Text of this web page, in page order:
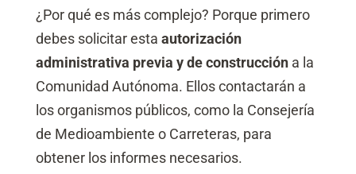
¿Por qué es más complejo? Porque primero
debes solicitar esta autorización
administrativa previa y de construccióna la
Comunidad Autónoma. Ellos contactarán a
los organismos públicos, como la Consejería
de Medioambiente o Carreteras, para
obtener los informes necesarios.